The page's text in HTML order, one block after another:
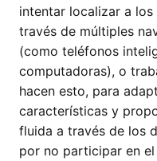
intentar localizar a los
través de múltiples
(como teléfonos
computadoras), o
hacen esto, para
características y
fluida a través de los
por no participar en